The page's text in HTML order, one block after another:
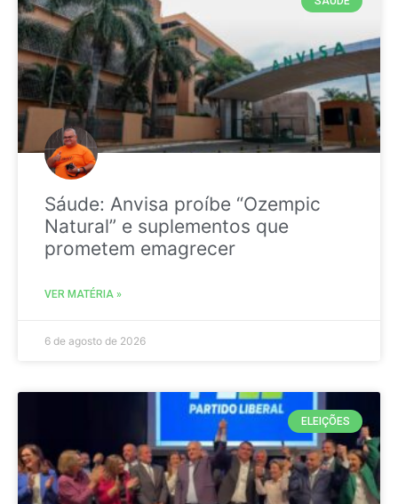
Sáude: Anvisa proíbe “Ozempic
Natural” e suplementos que
prometem emagrecer
VER MATÉRIA »
6 de agosto de 2026
ELEIÇÕES